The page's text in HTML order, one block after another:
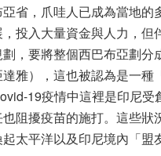
省，爪哇人已成為當地
投入大量資金與人力，
，要將整個西巴布亞劃
雅），這也被認為是一
19疫情中這裡是印尼
阻擾疫苗的施打。這些
太平洋以及印尼境內「盟